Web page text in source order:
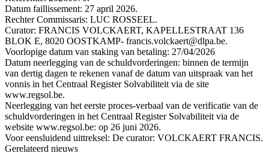
Datum faillissement: 27 april 2026.
Rechter Commissaris: LUC ROSSEEL.
Curator: FRANCIS VOLCKAERT, KAPELLESTRAAT 136
BLOK E, 8020 OOSTKAMP- francis.volckaert@dlpa.be.
Voorlopige datum van staking van betaling: 27/04/2026
Datum neerlegging van de schuldvorderingen: binnen de termijn
van dertig dagen te rekenen vanaf de datum van uitspraak van het
vonnis in het Centraal Register Solvabiliteit via de site
www.regsol.be.
Neerlegging van het eerste proces-verbaal van de verificatie van de
schuldvorderingen in het Centraal Register Solvabiliteit via de
website www.regsol.be: op 26 juni 2026.
Voor eensluidend uittreksel: De curator: VOLCKAERT FRANCIS.
Gerelateerd nieuws